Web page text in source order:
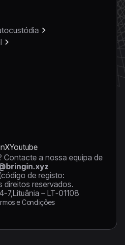
XYoutube
Contacte a nossa equipa de
de registo:
direitos reservados.
7,Lituânia – LT-01108
e Condições